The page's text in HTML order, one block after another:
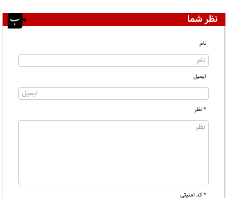
نظر شما
نام
ایمیل
* نظر
* کد امنیتی